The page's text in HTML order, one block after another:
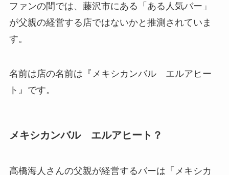
ファンの間では、藤沢市にある「ある人気バー」
が父親の経営する店ではないかと推測されていま
す。
名前は店の名前は『メキシカンバル エルアヒー
ト』です。
メキシカンバル エルアヒート？
高橋海人さんの父親が経営するバーは「メキシカ